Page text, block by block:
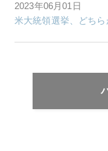
2023年06月01日
米大統領選挙、どち